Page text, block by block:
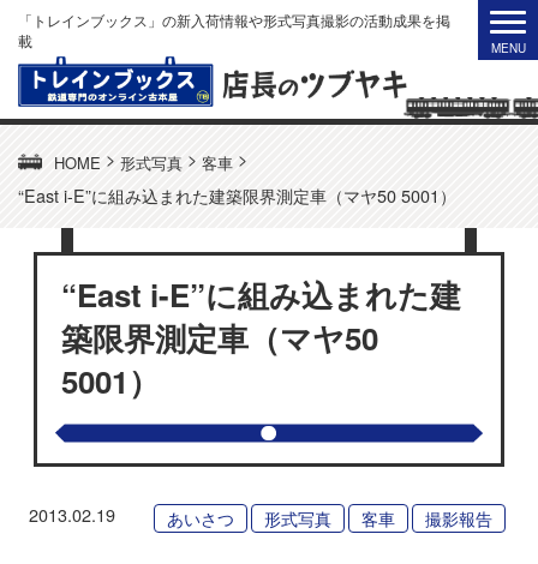
「トレインブックス」の新入荷情報や形式写真撮影の活動成果を掲
載
HOME > 形式写真 > 客車 >
“East i-E”に組み込まれた建築限界測定車（マヤ50 5001）
“East i-E”に組み込まれた建
築限界測定車（マヤ50
5001）
2013.02.19 あいさつ 形式写真 客車 撮影報告